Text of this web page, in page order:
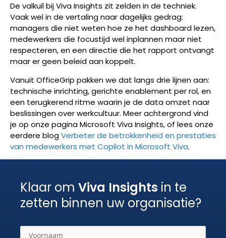
De valkuil bij Viva Insights zit zelden in de techniek.
Vaak wel in de vertaling naar dagelijks gedrag:
managers die niet weten hoe ze het dashboard lezen,
medewerkers die focustijd wel inplannen maar niet
respecteren, en een directie die het rapport ontvangt
maar er geen beleid aan koppelt.
Vanuit OfficeGrip pakken we dat langs drie lijnen aan:
technische inrichting, gerichte enablement per rol, en
een terugkerend ritme waarin je de data omzet naar
beslissingen over werkcultuur. Meer achtergrond vind
je op onze paginaMicrosoft Viva Insights, of lees onze
eerdere blogVerbeter de betrokkenheid en prestaties
van medewerkers met Copilot in Microsoft Viva.
Klaar om Viva Insights in te
zetten binnen uw organisatie?